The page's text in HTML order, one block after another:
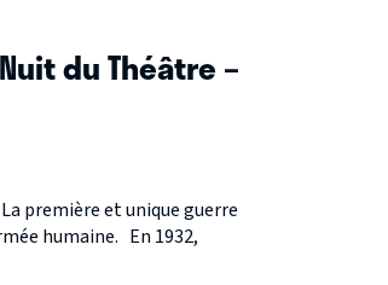
du Théâtre –
première et unique guerre
humaine. En 1932,